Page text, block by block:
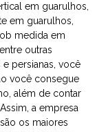
em guarulhos,
em guarulhos,
medida em
outras
persianas, você
você consegue
além de contar
a empresa
os maiores